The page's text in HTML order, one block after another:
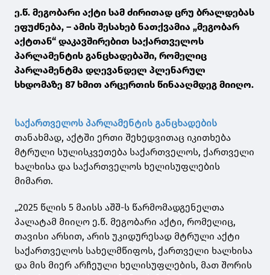
ე.წ. მეგობარი აქტი სამ ძირითად ცრუ ბრალდებას
ეფუძნება, – ამის შესახებ ნათქვამია „მეგობარ
აქტთან“ დაკავშირებით საქართველოს
პარლამენტის განცხადებაში, რომელიც
პარლამენტმა დღევანდელ პლენარულ
სხდომაზე 87 ხმით არცერთის წინააღმდეგ მიიღო.
საქართველოს პარლამენტის განცხადების
თანახმად, აქტში ერთი შეხედვითაც იკითხება
მტრული სულისკვეთება საქართველოს, ქართველი
ხალხისა და საქართველოს ხელისუფლების
მიმართ.
„2025 წლის 5 მაისს აშშ-ს წარმომადგენელთა
პალატამ მიიღო ე.წ. მეგობარი აქტი, რომელიც,
თავისი არსით, არის უკიდურესად მტრული აქტი
საქართველოს სახელმწიფოს, ქართველი ხალხისა
და მის მიერ არჩეული ხელისუფლების, მათ შორის